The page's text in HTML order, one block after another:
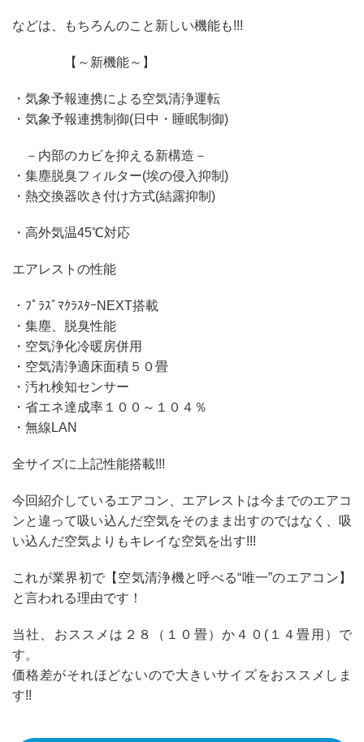
などは、もちろんのこと新しい機能も!!!
【～新機能～】
・気象予報連携による空気清浄運転
・気象予報連携制御(日中・睡眠制御)
－内部のカビを抑える新構造－
・集塵脱臭フィルター(埃の侵入抑制)
・熱交換器吹き付け方式(結露抑制)
・高外気温45℃対応
エアレストの性能
・ﾌﾟﾗｽﾞﾏｸﾗｽﾀｰNEXT搭載
・集塵、脱臭性能
・空気浄化冷暖房併用
・空気清浄適床面積５０畳
・汚れ検知センサー
・省エネ達成率１００～１０４％
・無線LAN
全サイズに上記性能搭載!!!
今回紹介しているエアコン、エアレストは今までのエアコ
ンと違って吸い込んだ空気をそのまま出すのではなく、吸
い込んだ空気よりもキレイな空気を出す!!!
これが業界初で【空気清浄機と呼べる“唯一”のエアコン】
と言われる理由です！
当社、おススメは２８（１０畳）か４０(１４畳用）で
す。
価格差がそれほどないので大きいサイズをおススメしま
す!!